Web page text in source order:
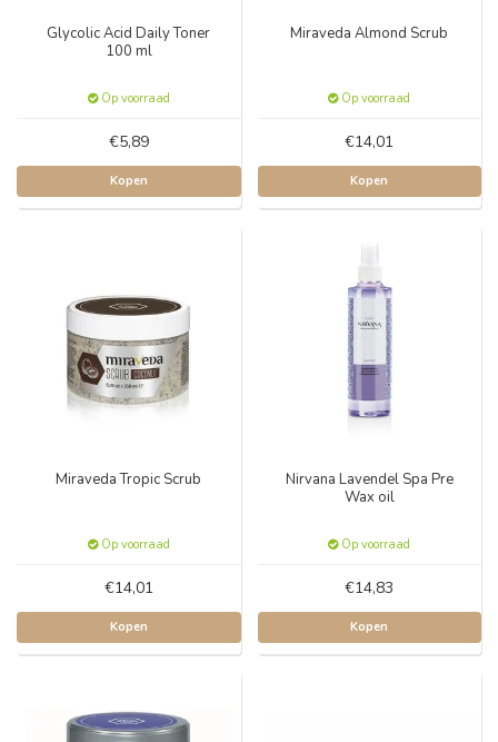
Glycolic Acid Daily Toner
100 ml
Op voorraad
€5,89
Kopen
Miraveda Almond Scrub
Op voorraad
€14,01
Kopen
Miraveda Tropic Scrub
Op voorraad
€14,01
Kopen
Nirvana Lavendel Spa Pre
Wax oil
Op voorraad
€14,83
Kopen